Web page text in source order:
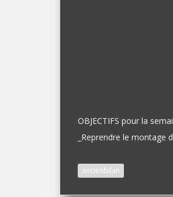
OBJECTIFS pour la
Reprendre le montage
ancienbilan